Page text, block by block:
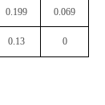
0.199 0.069
0.13 0